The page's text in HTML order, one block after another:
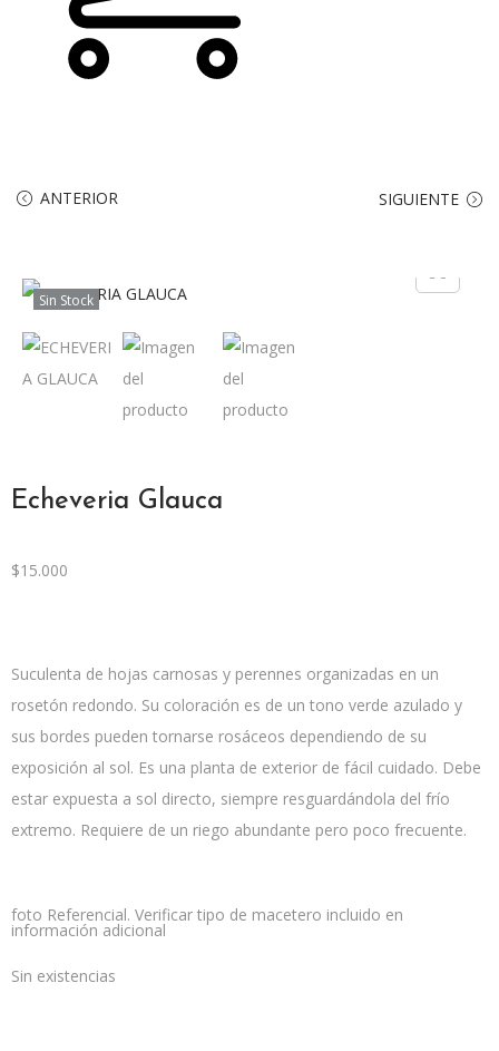
ANTERIOR SIGUIENTE
Sin Stock
Echeveria Glauca
$15.000
Suculenta de hojas carnosas y perennes organizadas en un
rosetón redondo. Su coloración es de un tono verde azulado y
sus bordes pueden tornarse rosáceos dependiendo de su
exposición al sol. Es una planta de exterior de fácil cuidado. Debe
estar expuesta a sol directo, siempre resguardándola del frío
extremo. Requiere de un riego abundante pero poco frecuente.
foto Referencial. Verificar tipo de macetero incluido en
información adicional
Sin existencias